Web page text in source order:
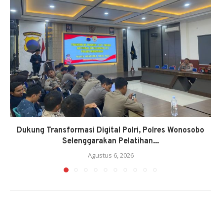
Dukung Transformasi Digital Polri, Polres Wonosobo
Selenggarakan Pelatihan...
Agustus 6, 2026